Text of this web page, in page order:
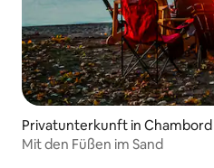
Privatunterkunft in Chambord
Mit den Füßen im Sand